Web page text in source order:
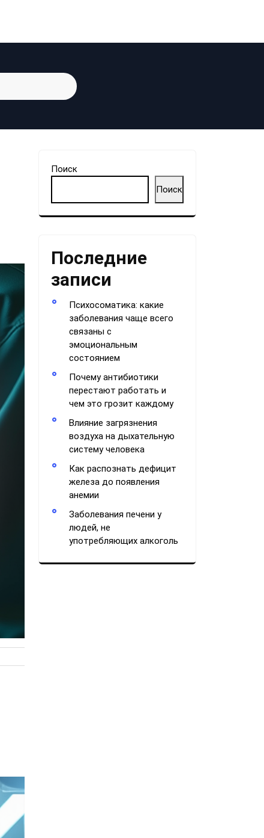
Поиск
Поиск
Последние
записи
Психосоматика: какие
заболевания чаще всего
связаны с
эмоциональным
состоянием
Почему антибиотики
перестают работать и
чем это грозит каждому
Влияние загрязнения
воздуха на дыхательную
систему человека
Как распознать дефицит
железа до появления
анемии
Заболевания печени у
людей, не
употребляющих алкоголь